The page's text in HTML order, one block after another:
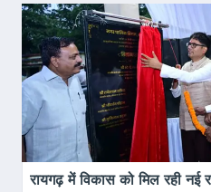
रायगढ़ में विकास को मिल रही नई